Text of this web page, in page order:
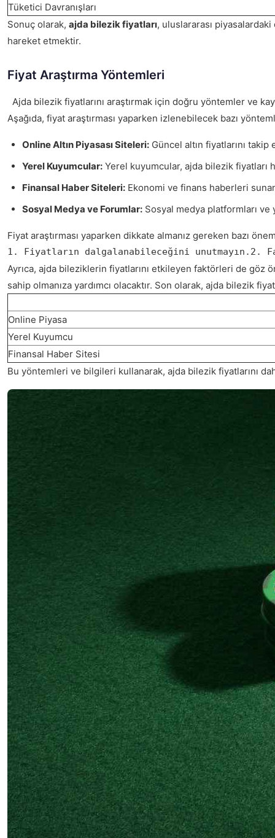
Tüketici Davranışları
Sonuç olarak, ajda bilezik fiyatları, uluslararası
hareket etmektir.
Fiyat Araştırma Yöntemleri
Ajda bilezik fiyatlarını araştırmak için doğru yöntemler ve
Aşağıda, fiyat araştırması yaparken izlenebilecek bazı
Online Altın Piyasası Siteleri: Güncel altın fiyatlarını
Yerel Kuyumcular: Yerel kuyumcular, ajda bilezik fiyatları
Finansal Haber Siteleri: Ekonomi ve finans haberleri
Sosyal Medya ve Forumlar: Sosyal medya platformları ve
Fiyat araştırması yaparken dikkate almanız gereken bazı
1. Fiyatların dalgalanabileceğini
Ayrıca, ajda bileziklerin fiyatlarını etkileyen faktörleri de göz
sahip olmanıza yardımcı olacaktır. Son olarak, ajda bilezik
Online Piyasa
Yerel Kuyumcu
Finansal Haber Sitesi
Bu yöntemleri ve bilgileri kullanarak, ajda bilezik fiyatlarını